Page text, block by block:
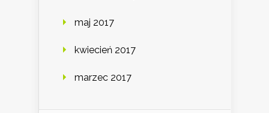
maj 2017
kwiecień 2017
marzec 2017